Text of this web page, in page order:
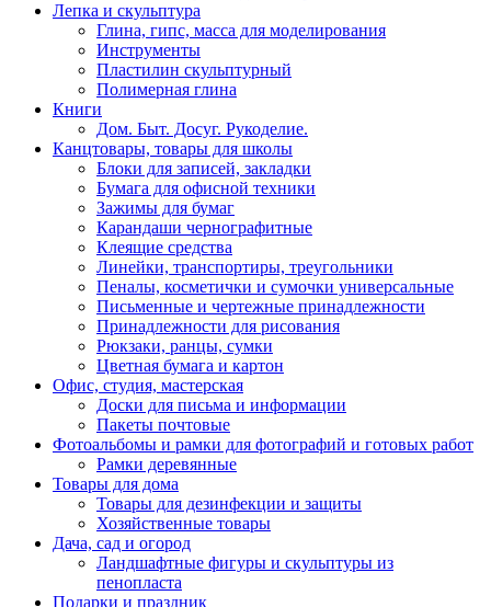
Лепка и скульптура
Глина, гипс, масса для моделирования
Инструменты
Пластилин скульптурный
Полимерная глина
Книги
Дом. Быт. Досуг. Рукоделие.
Канцтовары, товары для школы
Блоки для записей, закладки
Бумага для офисной техники
Зажимы для бумаг
Карандаши чернографитные
Клеящие средства
Линейки, транспортиры, треугольники
Пеналы, косметички и сумочки универсальные
Письменные и чертежные принадлежности
Принадлежности для рисования
Рюкзаки, ранцы, сумки
Цветная бумага и картон
Офис, студия, мастерская
Доски для письма и информации
Пакеты почтовые
Фотоальбомы и рамки для фотографий и готовых работ
Рамки деревянные
Товары для дома
Товары для дезинфекции и защиты
Хозяйственные товары
Дача, сад и огород
Ландшафтные фигуры и скульптуры из
пенопласта
Подарки и праздник